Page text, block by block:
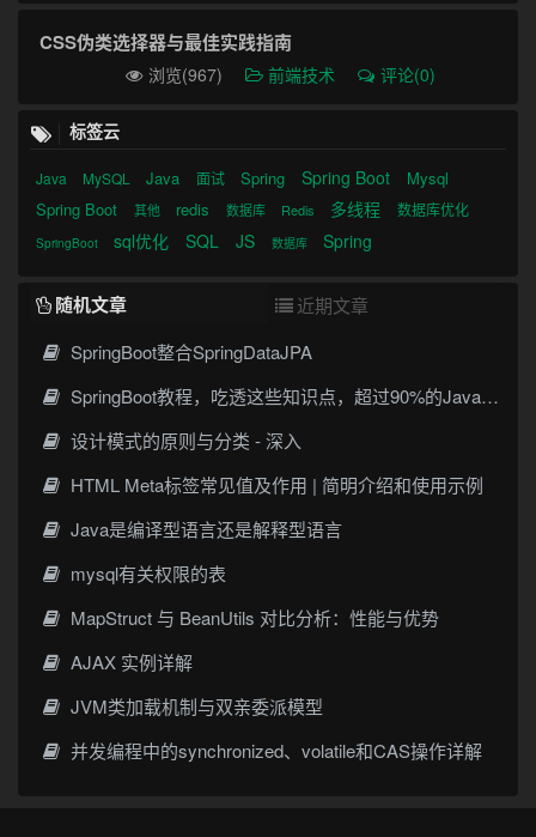
CSS伪类选择器与最佳实践指南
浏览(967) 前端技术 评论(0)
标签云
Java MySQL Java 面试 Spring Spring Boot
Mysql
Spring Boot
其他 redis 数据库 Redis 多线程 数据库优化
SpringBoot sql优化 SQL JS 数据库 Spring
随机文章
近期文章
SpringBoot整合SpringDataJPA
SpringBoot教程，吃透这些知识点，超过90%的Java面试者
设计模式的原则与分类 - 深入
HTML Meta标签常见值及作用 | 简明介绍和使用示例
Java是编译型语言还是解释型语言
mysql有关权限的表
MapStruct 与 BeanUtils 对比分析：性能与优势
AJAX 实例详解
JVM类加载机制与双亲委派模型
并发编程中的synchronized、volatile和CAS操作详解